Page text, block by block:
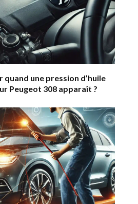
quand une pression d’huile
Peugeot 308 apparaît ?